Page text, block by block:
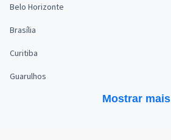
Belo Horizonte
Brasília
Curitiba
Guarulhos
Mostrar mais